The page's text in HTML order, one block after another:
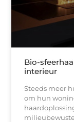
Bio-
interieur
Steeds meer
om hun